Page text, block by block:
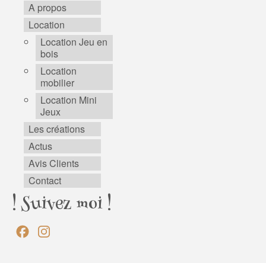
A propos
Location
Location Jeu en
bois
Location
mobilier
Location Mini
Jeux
Les créations
Actus
Avis Clients
Contact
! Suivez moi !
Facebook